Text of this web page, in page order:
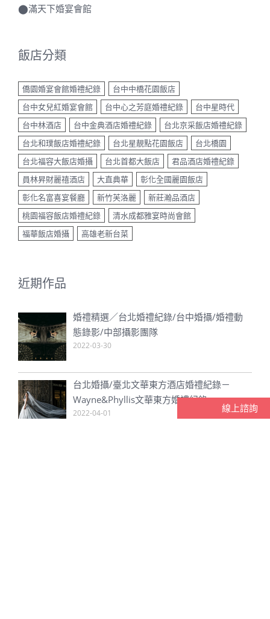
台中女兒紅婚宴會館
台中心之芳庭婚禮紀錄
台中林酒店
台中金典酒店婚禮紀錄
台北京采飯店婚禮紀錄
台北和璞飯店婚禮紀錄
台北星靚點花園飯店
台北橋園
台北福容大飯店婚攝
台北首都大飯店
君品酒店婚禮紀錄
員林昇財麗禧酒店
大直典華
彰化全國麗園飯店
彰化名富喜宴餐廳
新竹芙洛麗
新莊瀚品酒店
桃園福容飯店婚禮紀錄
清水成都雅宴時尚會館
福華飯店婚攝
高雄老新台菜
態錄影/中部攝影團隊
2022-03-30
台北婚攝/臺北文華東方酒店婚禮紀錄－
Wayne&Phyllis文華東方婚禮紀錄
2022-04-01
線上諮詢